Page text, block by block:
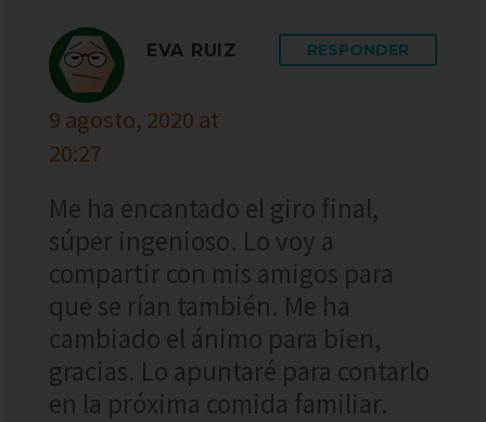
EVA RUIZ
9 agosto, 2020 at
20:27
RESPONDER
Me ha encantado el giro final,
súper ingenioso. Lo voy a
compartir con mis amigos para
que se rían también. Me ha
cambiado el ánimo para bien,
gracias. Lo apuntaré para contarlo
en la próxima comida familiar.